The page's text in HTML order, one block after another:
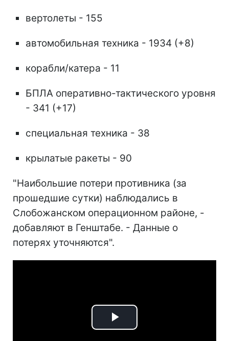
вертолеты - 155
автомобильная техника - 1934 (+8)
корабли/катера - 11
БПЛА оперативно-тактического уровня
- 341 (+17)
специальная техника - 38
крылатые ракеты - 90
"Наибольшие потери противника (за
прошедшие сутки) наблюдались в
Слобожанском операционном районе, -
добавляют в Генштабе. - Данные о
потерях уточняются".
Play